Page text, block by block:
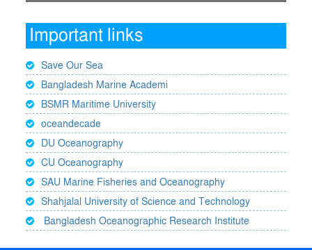
Important links
Save Our Sea
Bangladesh Marine Academi
BSMR Maritime University
oceandecade
DU Oceanography
CU Oceanography
SAU Marine Fisheries and Oceanography
Shahjalal University of Science and Technology
Bangladesh Oceanographic Research Institute